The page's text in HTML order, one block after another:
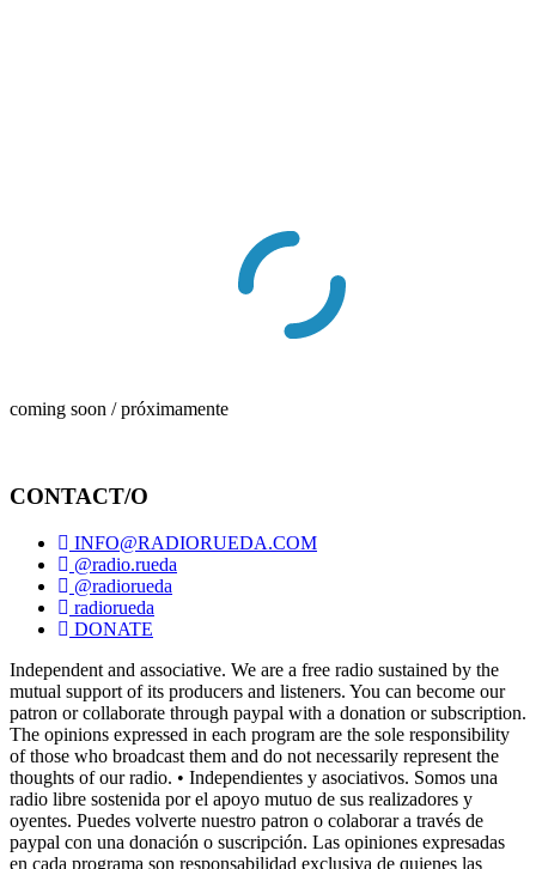
coming soon / próximamente
CONTACT/O
INFO@RADIORUEDA.COM
@radio.rueda
@radiorueda
radiorueda
DONATE
Independent and associative. We are a free radio sustained by the
mutual support of its producers and listeners. You can become our
patron or collaborate through paypal with a donation or subscription.
The opinions expressed in each program are the sole responsibility
of those who broadcast them and do not necessarily represent the
thoughts of our radio. • Independientes y asociativos. Somos una
radio libre sostenida por el apoyo mutuo de sus realizadores y
oyentes. Puedes volverte nuestro patron o colaborar a través de
paypal con una donación o suscripción. Las opiniones expresadas
en cada programa son responsabilidad exclusiva de quienes las